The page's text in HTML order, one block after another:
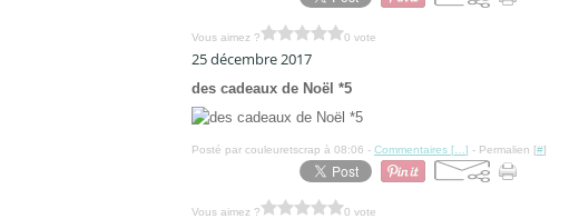
Vous aimez ? 0 vote
25 décembre 2017
des cadeaux de Noël *5
Posté par couleuretscrap à 08:06 - Commentaires [ ] - Permalien [#]
Vous aimez ? 0 vote